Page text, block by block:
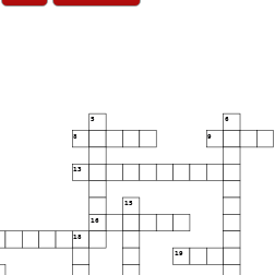
5 6
8 9
13
15
16
18
19